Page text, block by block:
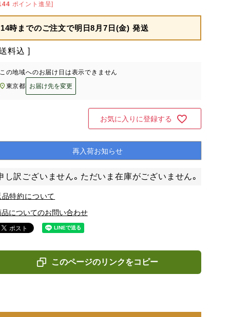
ポイント進呈]
14時までのご注文で明日8月7日(金) 発送
料込
の地域へのお届け日は表示できません
東京都
お届け先を変更
お気に入りに登録する
再入荷お知らせ
し訳ございません。ただいま在庫がございません。
品特約について
品についてのお問い合わせ
このページのリンクをコピー